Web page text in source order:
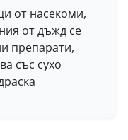
от насекоми,
от дъжд се
препарати,
със сухо